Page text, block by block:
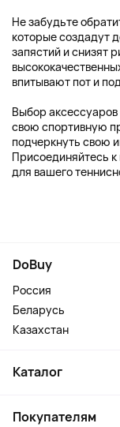
Не забудьте
которые создадут
запястий и снизят
впитывают пот и
Выбор аксессуаров
свою спортивную
подчеркнуть свою
Присоединяйтесь
для вашего
DoBuy
Россия
Беларусь
Казахстан
Каталог
Ноутбуки, мониторы,
Покупателям